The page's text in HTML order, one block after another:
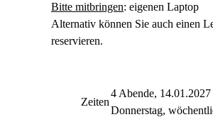
Bitte mitbringen: eigenen Laptop
Alternativ können Sie auch einen
reservieren.
Zeiten
4 Abende,
Donnerstag,